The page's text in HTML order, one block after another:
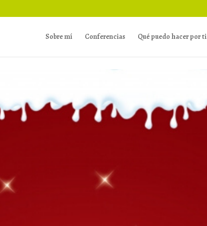
Sobre mí Conferencias Qué puedo hacer por ti